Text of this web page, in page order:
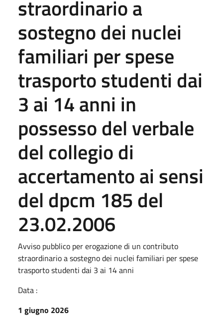
straordinario a
sostegno dei nuclei
familiari per spese
trasporto studenti dai
3 ai 14 anni in
possesso del verbale
del collegio di
accertamento ai sensi
del dpcm 185 del
23.02.2006
Avviso pubblico per erogazione di un contributo
straordinario a sostegno dei nuclei familiari per spese
trasporto studenti dai 3 ai 14 anni
Data :
1 giugno 2026